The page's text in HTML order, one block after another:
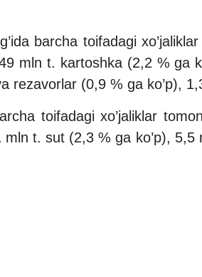
barcha toifadagi
mln t. kartoshka (2,2 % ga
rezavorlar (0,9 % ga ko’p),
toifadagi xo’jaliklar
t. sut (2,3 % ga ko’p),